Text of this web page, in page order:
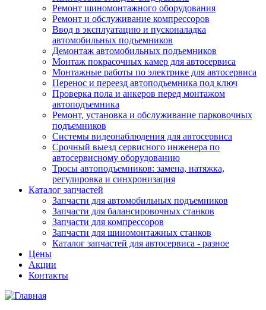
Ремонт шиномонтажного оборудования
Ремонт и обслуживание компрессоров
Ввод в эксплуатацию и пусконаладка
автомобильных подъемников
Демонтаж автомобильных подъемников
Монтаж покрасочных камер для автосервиса
Монтажные работы по электрике для автосервиса
Перенос и переезд автоподъемника под ключ
Проверка пола и анкеров перед монтажом
автоподъемника
Ремонт, установка и обслуживание парковочных
подъемников
Системы видеонаблюдения для автосервиса
Срочный выезд сервисного инженера по
автосервисному оборудованию
Тросы автоподъемников: замена, натяжка,
регулировка и синхронизация
Каталог запчастей
Запчасти для автомобильных подъемников
Запчасти для балансировочных станков
Запчасти для компрессоров
Запчасти для шиномонтажных станков
Каталог запчастей для автосервиса - разное
Цены
Акции
Контакты